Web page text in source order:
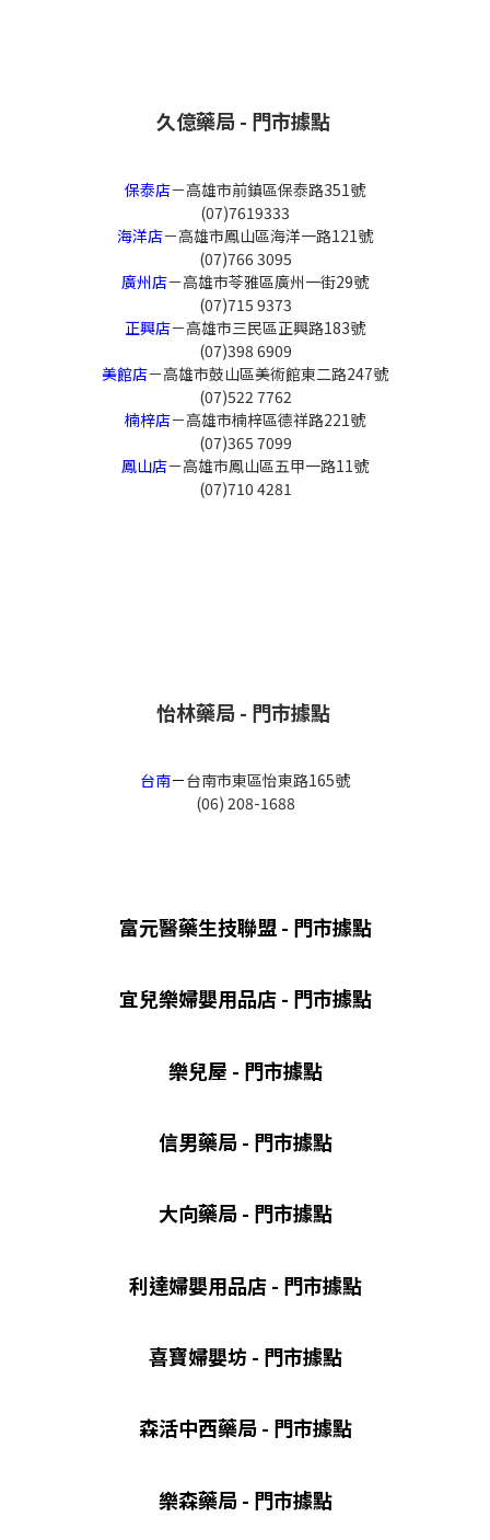
久億藥局 - 門市據點
保泰店－高雄市前鎮區保泰路351號
(07)7619333
海洋店－高雄市鳳山區海洋一路121號
(07)766 3095
廣州店－高雄市苓雅區廣州一街29號
(07)715 9373
正興店－高雄市三民區正興路183號
(07)398 6909
美館店－高雄市鼓山區美術館東二路247號
(07)522 7762
楠梓店－高雄市楠梓區德祥路221號
(07)365 7099
鳳山店－高雄市鳳山區五甲一路11號
(07)710 4281
怡林藥局 - 門市據點
台南－台南市東區怡東路165號
(06) 208-1688
富元醫藥生技聯盟 - 門市據點
宜兒樂婦嬰用品店 - 門市據點
樂兒屋 - 門市據點
信男藥局 - 門市據點
大向藥局 - 門市據點
利達婦嬰用品店 - 門市據點
喜寶婦嬰坊 - 門市據點
森活中西藥局 - 門市據點
樂森藥局 - 門市據點